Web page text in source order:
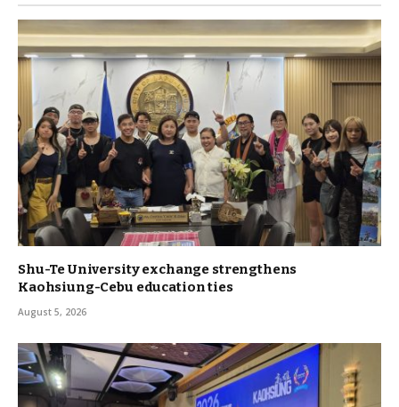
Shu-Te University exchange strengthens
Kaohsiung-Cebu education ties
August 5, 2026